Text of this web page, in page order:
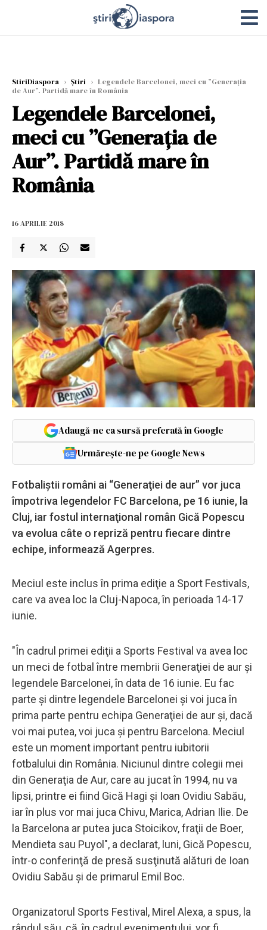
StiriDiaspora › Știri › Legendele Barcelonei, meci cu ”Generația
de Aur”. Partidă mare în România
Legendele Barcelonei,
meci cu ”Generația de
Aur”. Partidă mare în
România
16 APRILIE 2018
Adaugă-ne ca sursă preferată în Google
Urmărește-ne pe Google News
Fotbaliştii români ai “Generaţiei de aur” vor juca
împotriva legendelor FC Barcelona, pe 16 iunie, la
Cluj, iar fostul internaţional român Gică Popescu
va evolua câte o repriză pentru fiecare dintre
echipe, informează Agerpres.
Meciul este inclus în prima ediţie a Sport Festivals,
care va avea loc la Cluj-Napoca, în perioada 14-17
iunie.
"În cadrul primei ediţii a Sports Festival va avea loc
un meci de fotbal între membrii Generaţiei de aur şi
legendele Barcelonei, în data de 16 iunie. Eu fac
parte şi dintre legendele Barcelonei şi voi juca în
prima parte pentru echipa Generaţiei de aur şi, dacă
voi mai putea, voi juca şi pentru Barcelona. Meciul
este un moment important pentru iubitorii
fotbalului din România. Niciunul dintre colegii mei
din Generaţia de Aur, care au jucat în 1994, nu va
lipsi, printre ei fiind Gică Hagi şi Ioan Ovidiu Sabău,
iar în plus vor mai juca Chivu, Marica, Adrian Ilie. De
la Barcelona ar putea juca Stoicikov, fraţii de Boer,
Mendieta sau Puyol", a declarat, luni, Gică Popescu,
într-o conferinţă de presă susţinută alături de Ioan
Ovidiu Sabău şi de primarul Emil Boc.
Organizatorul Sports Festival, Mirel Alexa, a spus, la